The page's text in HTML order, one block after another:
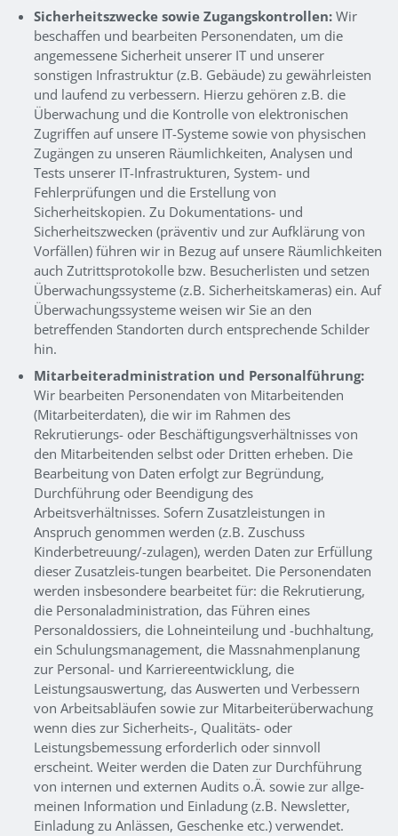
Sicherheitszwecke sowie Zugangskontrollen:Wir
beschaffen und bearbeiten Personendaten, um die
angemessene Sicherheit unserer IT und unserer
sonstigen Infrastruktur (z.B. Gebäude) zu gewährleisten
und laufend zu verbessern. Hierzu gehören z.B. die
Überwachung und die Kontrolle von elektronischen
Zugriffen auf unsere IT-Systeme sowie von physischen
Zugängen zu unseren Räumlichkeiten, Analysen und
Tests unserer IT-Infrastrukturen, System- und
Fehlerprüfungen und die Erstellung von
Sicherheitskopien. Zu Dokumentations- und
Sicherheitszwecken (präventiv und zur Aufklärung von
Vorfällen) führen wir in Bezug auf unsere Räumlichkeiten
auch Zutrittsprotokolle bzw. Besucherlisten und setzen
Überwachungssysteme (z.B. Sicherheitskameras) ein. Auf
Überwachungssysteme weisen wir Sie an den
betreffenden Standorten durch entsprechende Schilder
hin.
Mitarbeiteradministration und Personalführung:
Wir bearbeiten Personendaten von Mitarbeitenden
(Mitarbeiterdaten), die wir im Rahmen des
Rekrutierungs- oder Beschäftigungsverhältnisses von
den Mitarbeitenden selbst oder Dritten erheben. Die
Bearbeitung von Daten erfolgt zur Begründung,
Durchführung oder Beendigung des
Arbeitsverhältnisses. Sofern Zusatzleistungen in
Anspruch genommen werden (z.B. Zuschuss
Kinderbetreuung/-zulagen), werden Daten zur Erfüllung
dieser Zusatzleis-tungen bearbeitet. Die Personendaten
werden insbesondere bearbeitet für: die Rekrutierung,
die Personaladministration, das Führen eines
Personaldossiers, die Lohneinteilung und -buchhaltung,
ein Schulungsmanagement, die Massnahmenplanung
zur Personal- und Karriereentwicklung, die
Leistungsauswertung, das Auswerten und Verbessern
von Arbeitsabläufen sowie zur Mitarbeiterüberwachung
wenn dies zur Sicherheits-, Qualitäts- oder
Leistungsbemessung erforderlich oder sinnvoll
erscheint. Weiter werden die Daten zur Durchführung
von internen und externen Audits o.Ä. sowie zur allge-
meinen Information und Einladung (z.B. Newsletter,
Einladung zu Anlässen, Geschenke etc.) verwendet.